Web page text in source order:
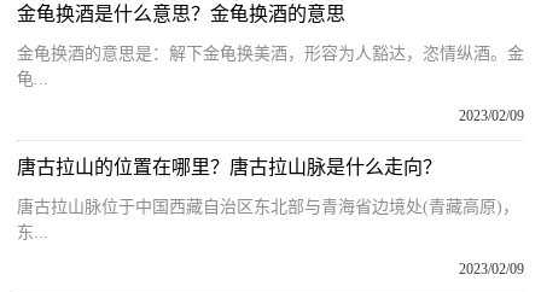
金龟换酒是什么意思？金龟换酒的意思
金龟换酒的意思是：解下金龟换美酒，形容为人豁达，恣情纵酒。金
龟...
2023/02/09
唐古拉山的位置在哪里？唐古拉山脉是什么走向？
唐古拉山脉位于中国西藏自治区东北部与青海省边境处(青藏高原)，
东...
2023/02/09